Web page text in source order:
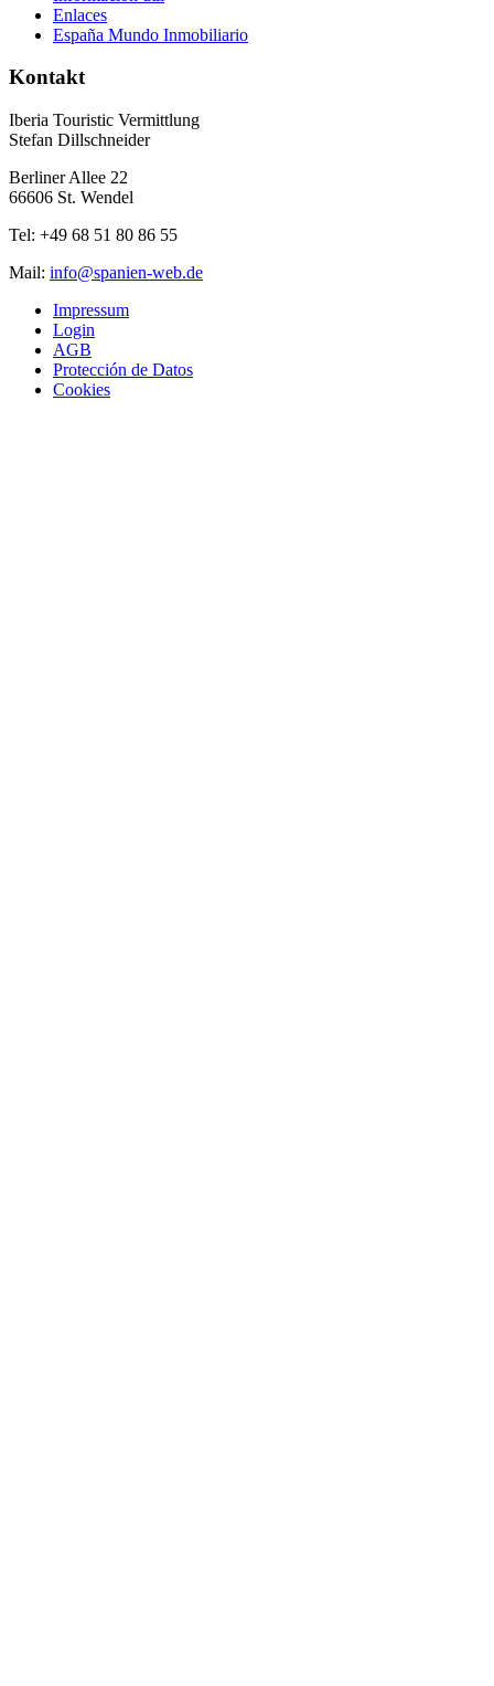
Enlaces
España Mundo Inmobiliario
Kontakt
Iberia Touristic Vermittlung
Stefan Dillschneider
Berliner Allee 22
66606 St. Wendel
Tel: +49 68 51 80 86 55
Mail: info@spanien-web.de
Impressum
Login
AGB
Protección de Datos
Cookies